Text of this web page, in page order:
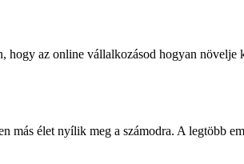
az online vállalkozásod hogyan
élet nyílik meg a számodra. A legtöbb